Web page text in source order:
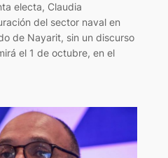
electa, Claudia
del sector naval en
de Nayarit, sin un discurso
el 1 de octubre, en el